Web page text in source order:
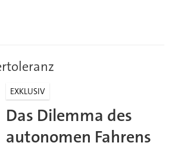
EXKLUSIV
Das Dilemma des
autonomen Fahrens